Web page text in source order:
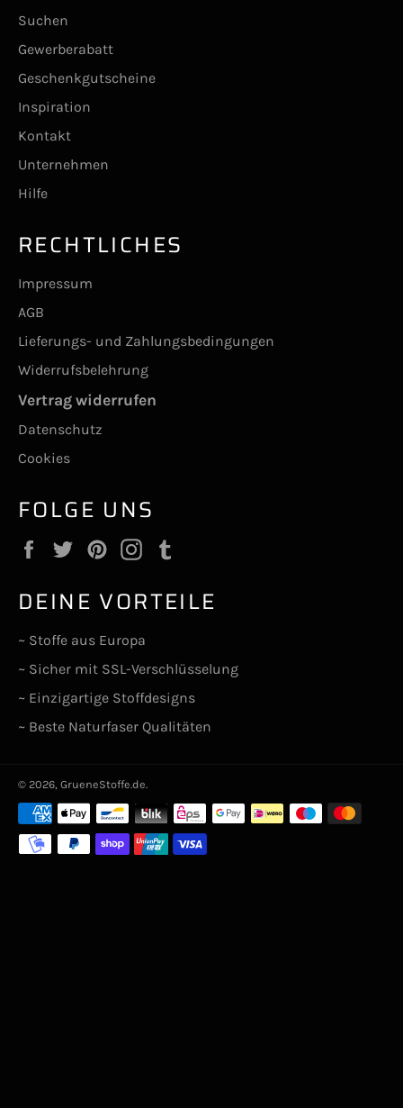
Suchen
Gewerberabatt
Geschenkgutscheine
Inspiration
Kontakt
Unternehmen
Hilfe
RECHTLICHES
Impressum
AGB
Lieferungs- und Zahlungsbedingungen
Widerrufsbelehrung
Vertrag widerrufen
Datenschutz
Cookies
FOLGE UNS
FacebookTwitterPinterestInstagram
DEINE VORTEILE
~ Stoffe aus Europa
~ Sicher mit SSL-Verschlüsselung
~ Einzigartige Stoffdesigns
~ Beste Naturfaser Qualitäten
© 2026, GrueneStoffe.de.
Zahlungsarten